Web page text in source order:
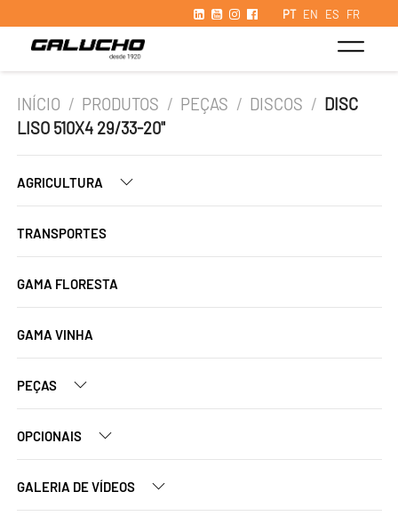
PT EN ES FR
INÍCIO / PRODUTOS / PEÇAS / DISCOS / DISC
LISO 510X4 29/33-20"
AGRICULTURA
TRANSPORTES
GAMA FLORESTA
GAMA VINHA
PEÇAS
OPCIONAIS
GALERIA DE VÍDEOS